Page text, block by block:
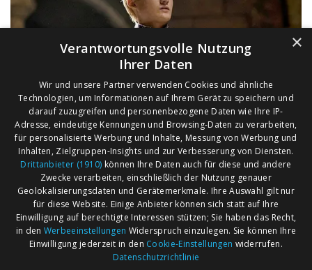
AGB
Impressum
Märkte nach Bundesländern
Märkte nach PLZ
Märkte nach Umkreis
×
Verantwortungsvolle Nutzung
Ihrer Daten
Wir und unsere Partner verwenden Cookies und ähnliche
Technologien, um Informationen auf Ihrem Gerät zu speichern und
darauf zuzugreifen und personenbezogene Daten wie Ihre IP-
Adresse, eindeutige Kennungen und Browsing-Daten zu verarbeiten,
für personalisierte Werbung und Inhalte, Messung von Werbung und
Inhalten, Zielgruppen-Insights und zur Verbesserung von Diensten.
Drittanbieter (1910) können Ihre Daten auch für diese und andere
Zwecke verarbeiten, einschließlich der Nutzung genauer
Geolokalisierungsdaten und Gerätemerkmale. Ihre Auswahl gilt nur
für diese Website. Einige Anbieter können sich statt auf Ihre
Einwilligung auf berechtigte Interessen stützen; Sie haben das Recht,
in den Werbeeinstellungen Widerspruch einzulegen. Sie können Ihre
Einwilligung jederzeit in den Cookie-Einstellungen widerrufen.
Datenschutzrichtlinie